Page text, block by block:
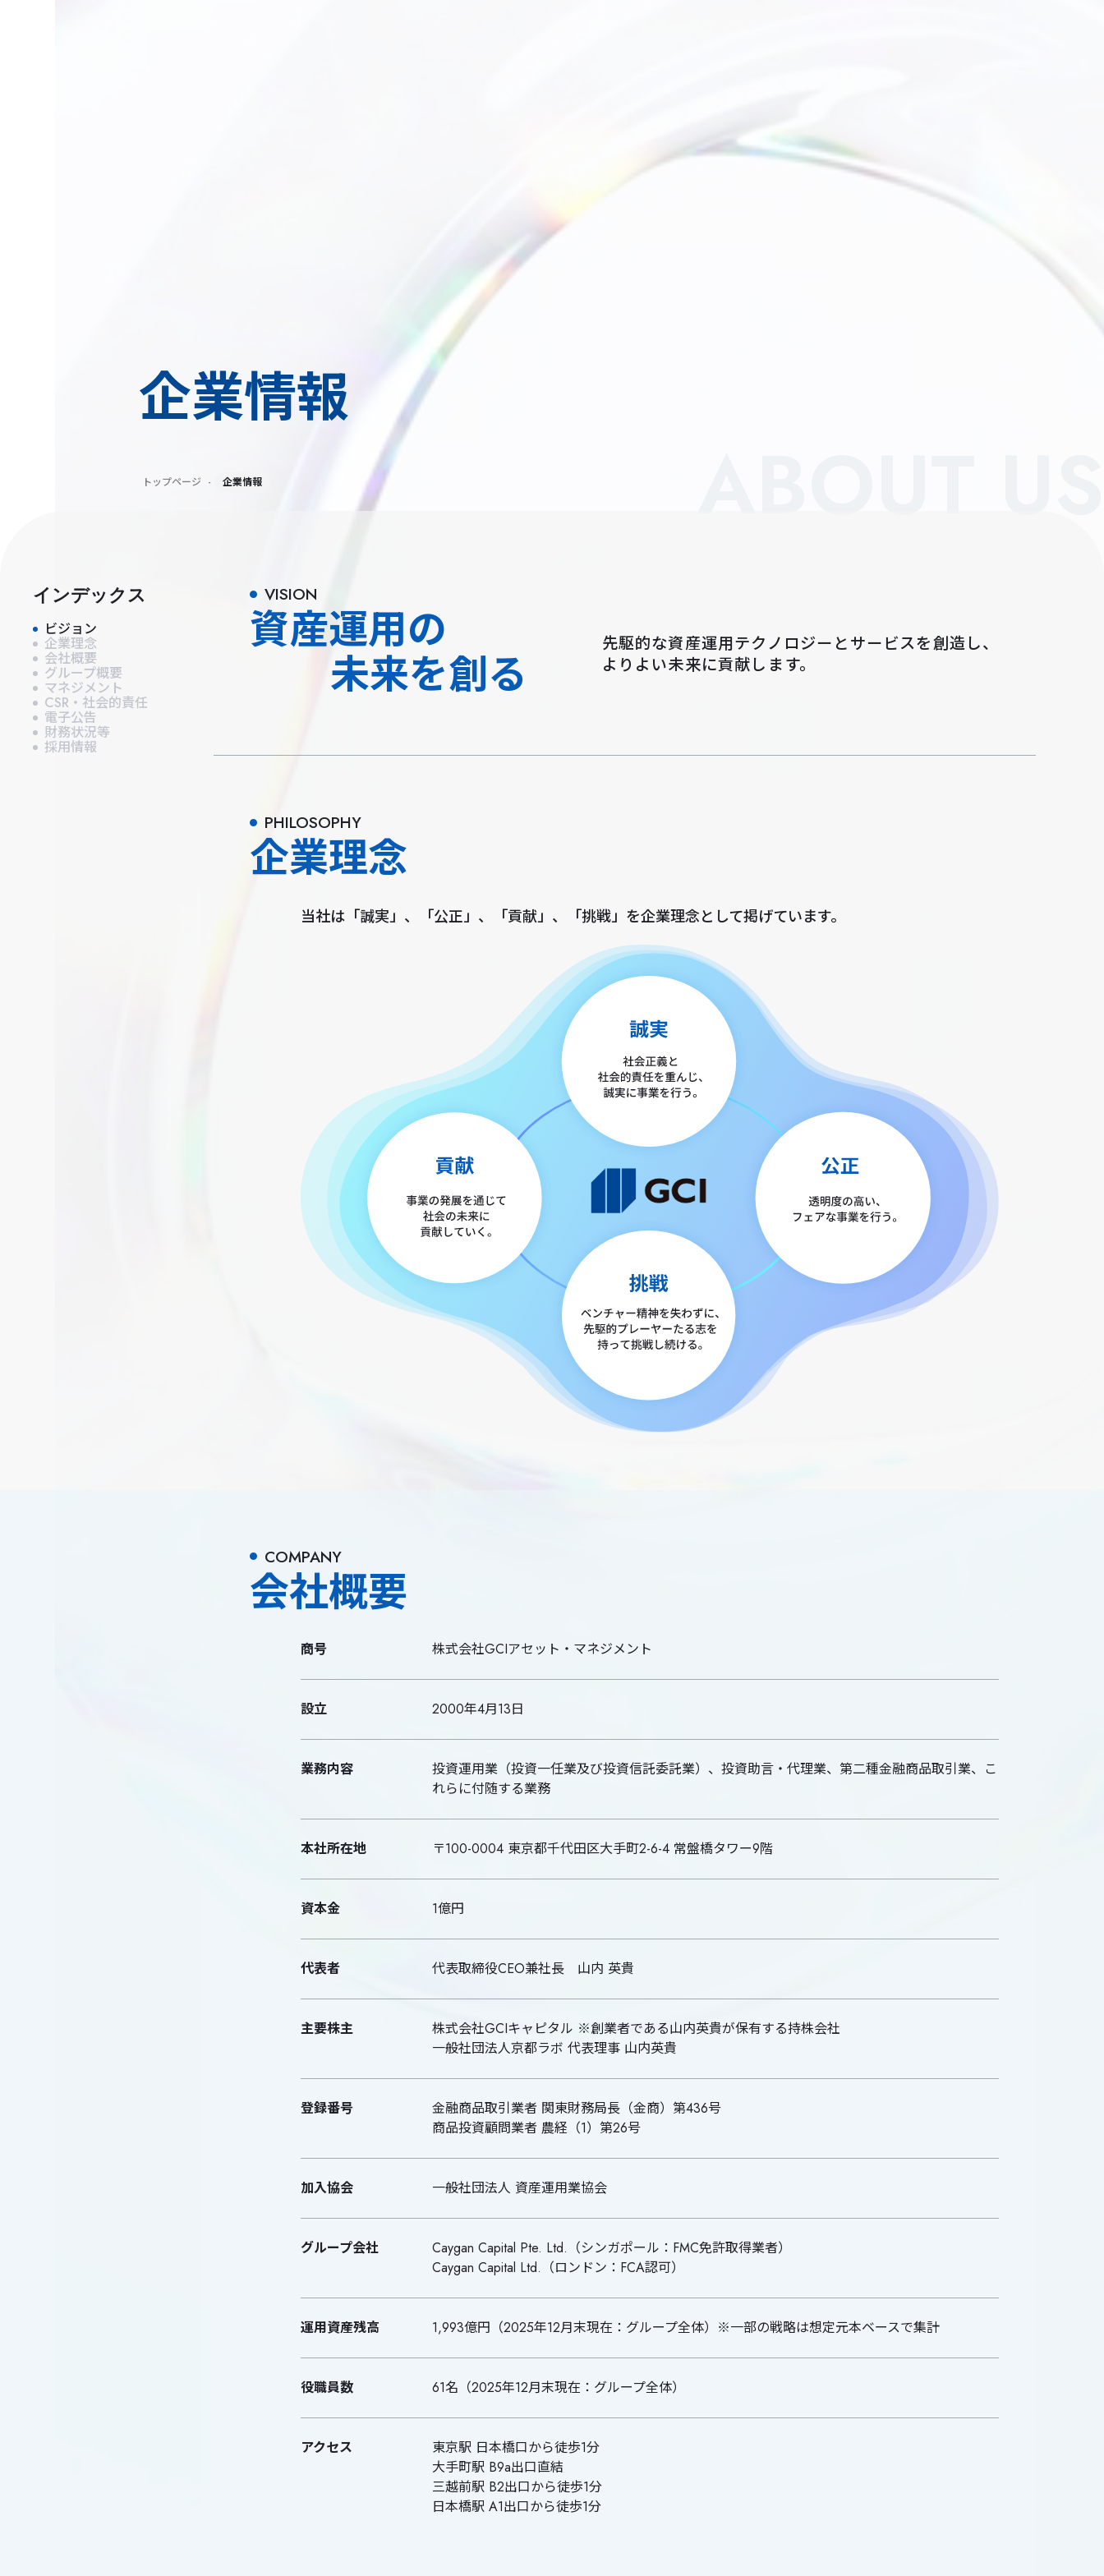
企業情報
トップページ - 企業情報
インデックス
ビジョン
企業理念
会社概要
グループ概要
マネジメント
CSR・社会的責任
電子公告
財務状況等
採用情報
VISION
資産運用の
未来を創る
先駆的な資産運用テクノロジーとサービスを創造し、
よりよい未来に貢献します。
PHILOSOPHY
企業理念
当社は「誠実」、「公正」、「貢献」、「挑戦」を企業理念として掲げています。
COMPANY
会社概要
商号 株式会社GCIアセット・マネジメント
設立 2000年4月13日
業務内容
投資運用業（投資一任業及び投資信託委託業）、投資助言・代理業、第二種金融商品取引業、こ
れらに付随する業務
本社所在地 〒100-0004 東京都千代田区大手町2-6-4 常盤橋タワー9階
資本金 1億円
代表者 代表取締役CEO兼社長 山内 英貴
主要株主
株式会社GCIキャピタル ※創業者である山内英貴が保有する持株会社
一般社団法人京都ラボ 代表理事 山内英貴
登録番号
金融商品取引業者 関東財務局長（金商）第436号
商品投資顧問業者 農経（1）第26号
加入協会 一般社団法人 資産運用業協会
グループ会社
Caygan Capital Pte. Ltd.（シンガポール：FMC免許取得業者）
Caygan Capital Ltd.（ロンドン：FCA認可）
運用資産残高 1,993億円（2025年12月末現在：グループ全体）※一部の戦略は想定元本ベースで集計
役職員数 61名（2025年12月末現在：グループ全体）
アクセス
東京駅 日本橋口から徒歩1分
大手町駅 B9a出口直結
三越前駅 B2出口から徒歩1分
日本橋駅 A1出口から徒歩1分